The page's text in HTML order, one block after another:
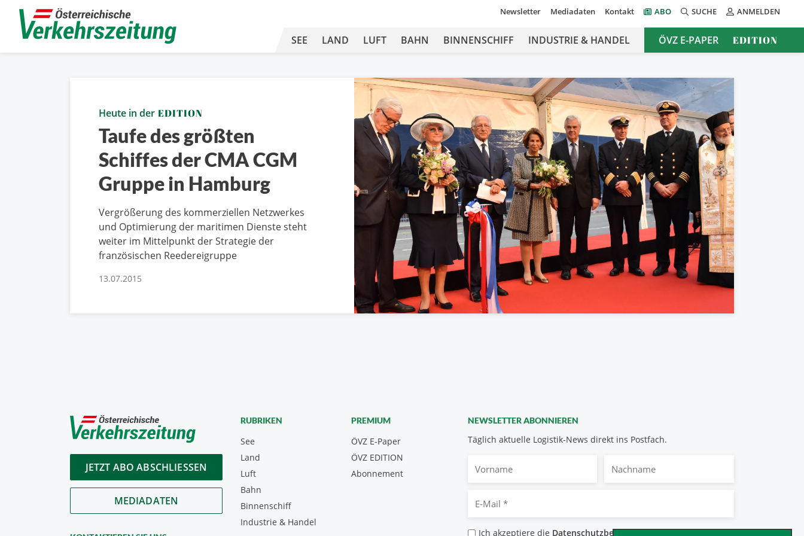
Newsletter Mediadaten Kontakt ABO SUCHE ANMELDEN
SEE LAND LUFT BAHN BINNENSCHIFF INDUSTRIE & HANDEL ÖVZ E-PAPER EDITION
Heute in der EDITION
Taufe des größten
Schiffes der CMA CGM
Gruppe in Hamburg
Vergrößerung des kommerziellen Netzwerkes
und Optimierung der maritimen Dienste steht
weiter im Mittelpunkt der Strategie der
französischen Reedereigruppe
13.07.2015
JETZT ABO ABSCHLIESSEN
MEDIADATEN
NEWSLETTER ABONNIEREN
Täglich aktuelle Logistik-News direkt ins Postfach.
Mail
Datenschutzbestimmungen
Ich akzeptiere die Datenschutzbestimmungen.*
RUBRIKEN
See
Land
Luft
Bahn
Binnenschiff
Industrie & Handel
PREMIUM
ÖVZ E-Paper
Abonnement
ÖVZ EDITION